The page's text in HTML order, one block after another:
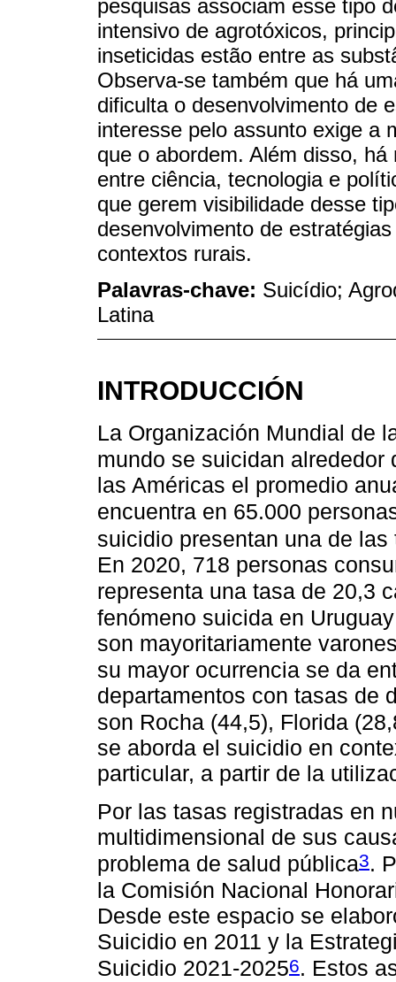
pesquisas associam esse tipo
intensivo de agrotóxicos,
inseticidas estão entre as
Observa-se também que há
dificulta o desenvolvimento de
interesse pelo assunto exige a
que o abordem. Além disso,
entre ciência, tecnologia e
que gerem visibilidade desse
desenvolvimento de
contextos rurais.
Palavras-chave: Suicídio;
Latina
INTRODUCCIÓN
La Organización Mundial de
mundo se suicidan alrededor
las Américas el promedio
encuentra en 65.000
suicidio presentan una de
En 2020, 718 personas
representa una tasa de 20,3
fenómeno suicida en
son mayoritariamente
su mayor ocurrencia se da
departamentos con tasas de
son Rocha (44,5), Florida
se aborda el suicidio en
particular, a partir de la
Por las tasas registradas en
multidimensional de sus
problema de salud pública3.
la Comisión Nacional
Desde este espacio se
Suicidio en 2011 y la
Suicidio 2021-20256. Estos